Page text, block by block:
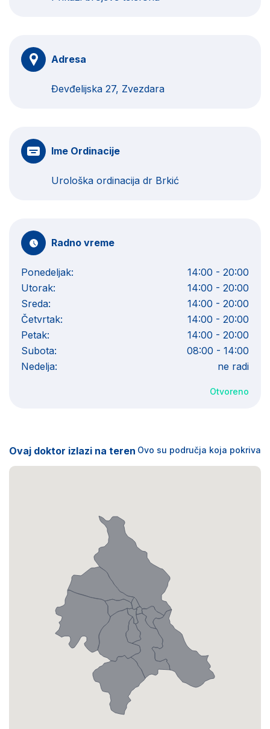
Adresa
Đevđelijska 27, Zvezdara
Ime Ordinacije
Urološka ordinacija dr Brkić
Radno vreme
Ponedeljak:
14:00 - 20:00
Utorak:
14:00 - 20:00
Sreda:
14:00 - 20:00
Četvrtak:
14:00 - 20:00
Petak:
14:00 - 20:00
Subota:
08:00 - 14:00
Nedelja:
ne radi
Otvoreno
Ovaj doktor izlazi na teren Ovo su područja koja pokriva